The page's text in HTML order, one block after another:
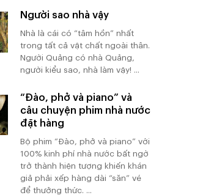
Người sao nhà vậy
Nhà là cái có “tâm hồn” nhất
trong tất cả vật chất ngoài thân.
Người Quảng có nhà Quảng,
người kiểu sao, nhà làm vậy! ...
“Đào, phở và piano” và
câu chuyện phim nhà nước
đặt hàng
Bộ phim “Đào, phở và piano” với
100% kinh phí nhà nước bất ngờ
trở thành hiện tượng khiến khán
giả phải xếp hàng dài “săn” vé
để thưởng thức. ...